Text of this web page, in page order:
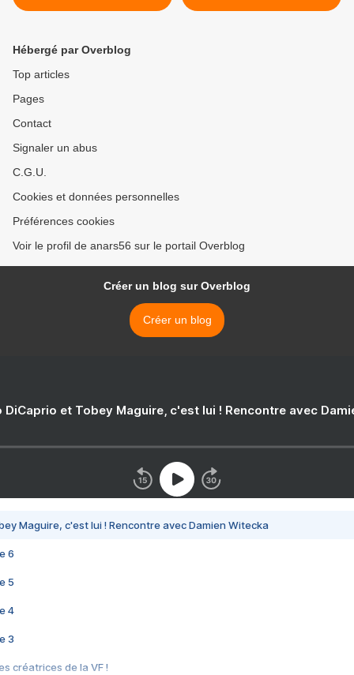
Culture par des occupant-e-
Hébergé par Overblog
Top articles
Pages
Contact
Signaler un abus
C.G.U.
Cookies et données personnelles
Préférences cookies
Voir le profil de anars56 sur le portail Overblog
Créer un blog sur Overblog
Créer un blog
DiCaprio et Tobey Maguire, c'est lui ! Rencontre avec
Maguire, c'est lui ! Rencontre avec Damien Witecka
6
5
4
3
créatrices de la VF !